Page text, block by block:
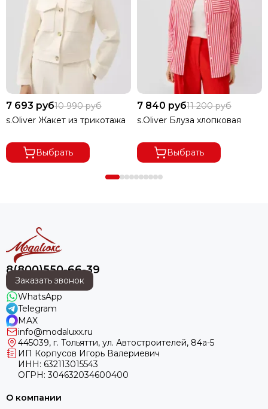
7 693 руб10 990 руб
s.Oliver Жакет из трикотажа
Выбрать
7 840 руб11 200 руб
s.Oliver Блуза хлопковая
Выбрать
8(800)550-66-39
Заказать звонок
WhatsApp
Telegram
MAX
info@modaluxx.ru
445039, г. Тольятти, ул. Автостроителей, 84а-5
ИП Корпусов Игорь Валериевич
ИНН: 632113015543
ОГРН: 304632034600400
О компании